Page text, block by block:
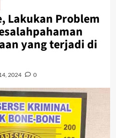
Lakukan Problem
yang terjadi di
2024 0